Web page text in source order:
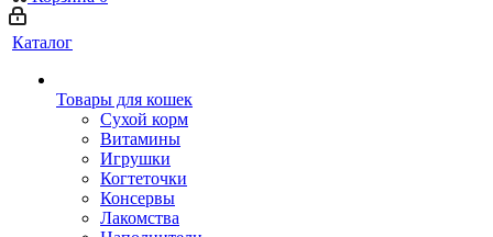
Каталог
Товары для кошек
Cухой корм
Витамины
Игрушки
Когтеточки
Консервы
Лакомства